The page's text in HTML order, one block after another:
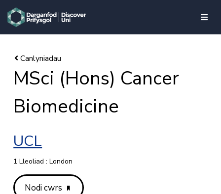
skip to main content
MSci (Hons) Cancer
Biomedicine
UCL
1 Lleoliad : London
Nodi cwrs